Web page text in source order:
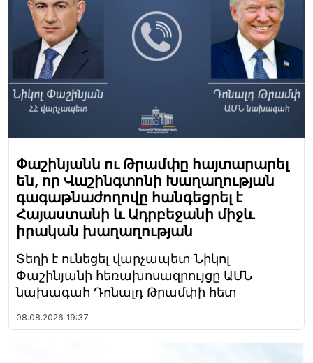
Փաշինյանն ու Թրամփը հայտարարել
են, որ Վաշինգտոնի Խաղաղության
գագաթնաժողովը հանգեցրել է
Հայաստանի և Ադրբեջանի միջև
իրական խաղաղության
Տեղի է ունեցել վարչապետ Նիկոլ
Փաշինյանի հեռախոսազրույցը ԱՄՆ
նախագահ Դոնալդ Թրամփի հետ
08.08.2026 19:37